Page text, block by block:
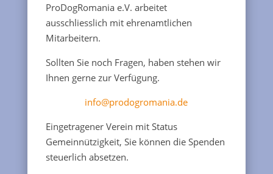
ProDogRomania e.V. arbeitet
ausschliesslich mit ehrenamtlichen
Mitarbeitern.
Sollten Sie noch Fragen, haben stehen wir
Ihnen gerne zur Verfügung.
info@prodogromania.de
Eingetragener Verein mit Status
Gemeinnützigkeit, Sie können die Spenden
steuerlich absetzen.